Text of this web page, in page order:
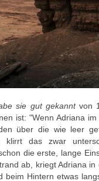
sie gut gekanntvon
ist: "Wenn Adriana
über die wie leer
das zwar
die erste, lange
ab, kriegt Adriana in
beim Hintern etwas